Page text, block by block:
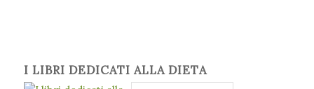
I LIBRI DEDICATI ALLA DIETA